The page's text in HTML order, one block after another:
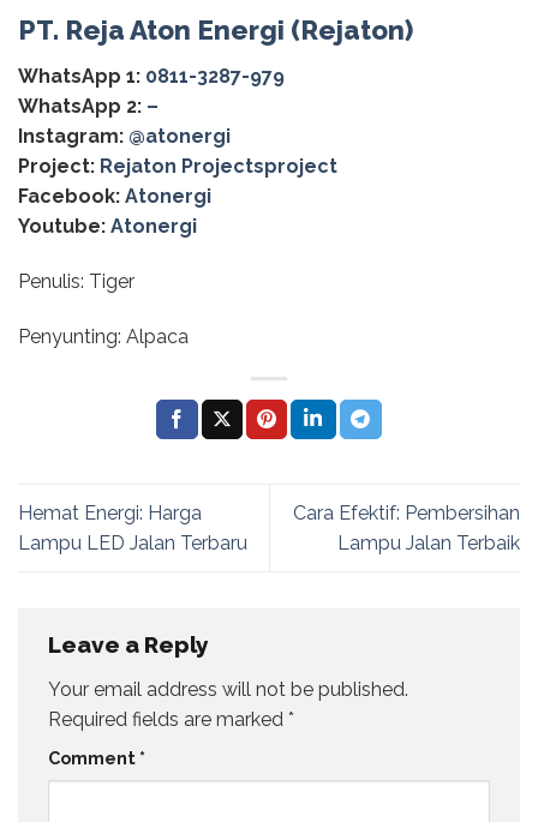
PT. Reja Aton Energi (Rejaton)
WhatsApp 1: 0811-3287-979
WhatsApp 2: –
Instagram: @‌atonergi
Project: Rejaton Projectsproject
Facebook: Atonergi
Youtube: Atonergi
Penulis: Tiger
Penyunting: Alpaca
Hemat Energi: Harga
Lampu LED Jalan Terbaru
Cara Efektif: Pembersihan
Lampu Jalan Terbaik
Leave a Reply
Your email address will not be published.
Required fields are marked *
Comment *